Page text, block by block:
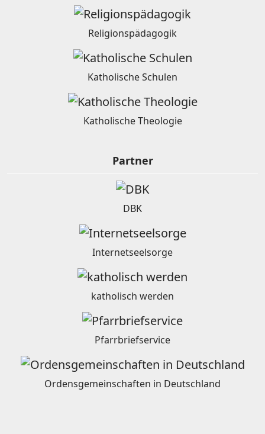
Religionspädagogik
Katholische Schulen
Katholische Theologie
Partner
DBK
Internetseelsorge
katholisch werden
Pfarrbriefservice
Ordensgemeinschaften in Deutschland